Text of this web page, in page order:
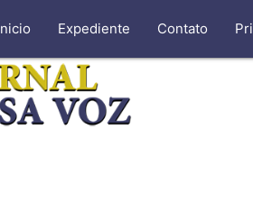
Expediente Contato